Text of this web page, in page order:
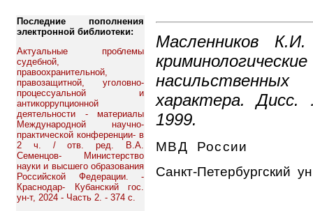
Последние пополнения
электронной библиотеки:
Актуальные проблемы
судебной,
правоохранительной,
правозащитной, уголовно-
процессуальной и
антикоррупционной
деятельности - материалы
Международной научно-
практической конференции- в
2 ч. / отв. ред. В.А.
Семенцов- Министерство
науки и высшего образования
Российской Федерации. -
Краснодар- Кубанский гос.
ун-т, 2024 - Часть 2. - 374 с.
Масленников
характера.
1999.
МВД России
Санкт-Петербургский